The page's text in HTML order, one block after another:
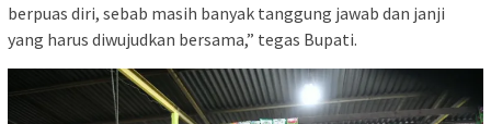
berpuas diri, sebab masih banyak tanggung jawab dan janji
yang harus diwujudkan bersama,” tegas Bupati.